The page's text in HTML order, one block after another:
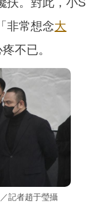
非常想念大
不已。
記者趙于瑩攝